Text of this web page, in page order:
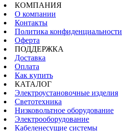
КОМПАНИЯ
О компании
Контакты
Политика конфиденциальности
Оферта
ПОДДЕРЖКА
Доставка
Оплата
Как купить
КАТАЛОГ
Электроустановочные изделия
Светотехника
Низковольтное оборудование
Электрооборудование
Кабеленесущие системы